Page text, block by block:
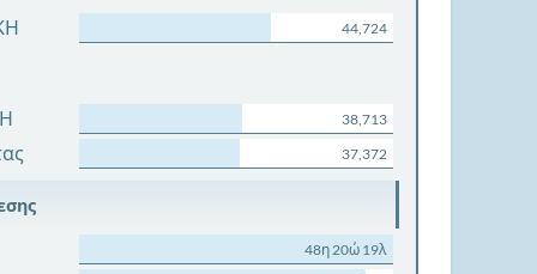
44,724
38,713
37,372
48η 20ώ 19λ